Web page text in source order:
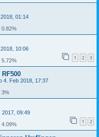
01:14
0.82%
10:06
1 2 3
5.72%
4. Feb 2018, 17:37
3%
2017, 09:49
1 2
4.09%